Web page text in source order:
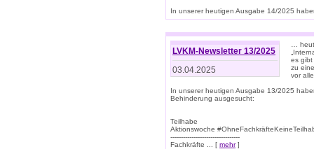
In unserer heutigen Ausgabe 14/2025
LVKM-Newsletter 13/2025
03.04.2025
…
es gibt
zu
vor
In unserer heutigen Ausgabe 13/2025
Behinderung ausgesucht:
Teilhabe
Aktionswoche
---------------------------------
Fachkräfte ... [ mehr]